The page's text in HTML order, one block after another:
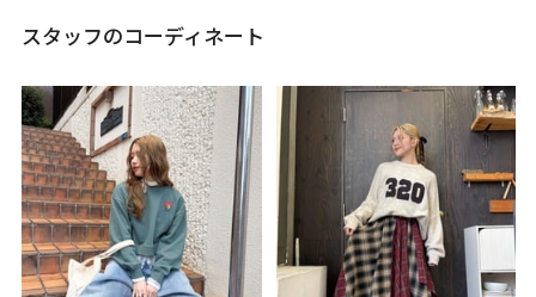
スタッフのコーディネート